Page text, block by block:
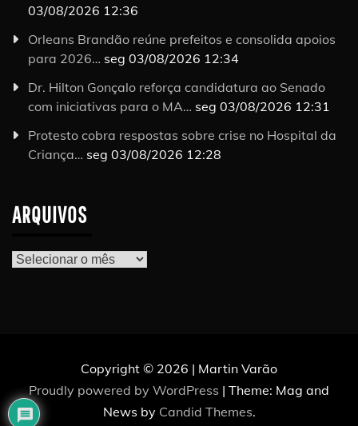
03/08/2026 12:36
Orleans Brandão reúne prefeitos e consolida apoios
para 2026… seg 03/08/2026 12:34
Dr. Hilton Gonçalo reforça candidatura ao Senado
com iniciativas para o MA… seg 03/08/2026 12:31
Protesto cobra respostas sobre crise no Hospital da
Criança… seg 03/08/2026 12:28
ARQUIVOS
Arquivos
Copyright © 2026 | Martin Varão
Proudly powered by WordPress | Theme: Mag and
News by Candid Themes.